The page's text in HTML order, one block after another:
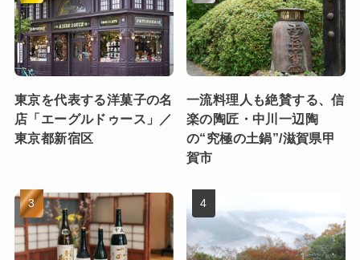
東京を代表する洋菓子の名
店「エーグルドゥース」／
東京都新宿区
一流料理人も絶賛する、信
楽の陶匠・中川一辺陶
の“究極の土鍋”/滋賀県甲
賀市